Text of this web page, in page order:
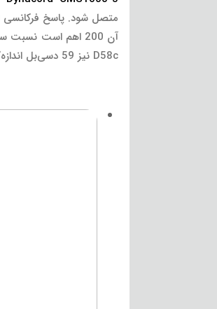
D58c نیز 59 دسی‌بل اندازه‌گیری شده است.